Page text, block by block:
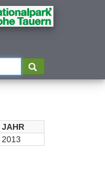
JAHR
2013